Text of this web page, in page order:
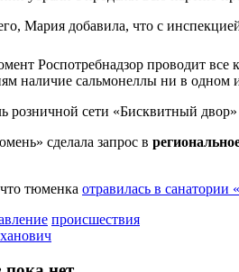
Мария добавила, что с
Роспотребнадзор проводит все
наличие сальмонеллы ни в
розничной сети «Бисквитный
сделала запрос в
тюменка отравилась в
происшествия